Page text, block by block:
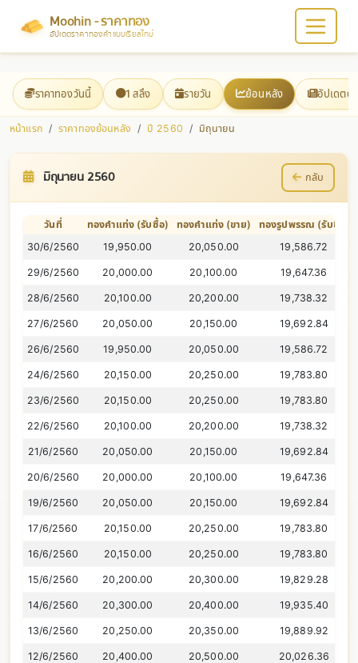
Moohin - ราคาทอง
อัปเดตราคาทองคำแบบเรียลไทม์
ราคาทองวันนี้ 1 สลึง รายวัน ย้อนหลัง อัปเดตต
หน้าแรก ราคาทองย้อนหลัง ปี 2560 มิถุนายน
มิถุนายน 2560 กลับ
วันที่ ทองคำแท่ง (รับซื้อ) ทองคำแท่ง (ขาย) ทองรูปพรรณ (รับซื้อ)
30/6/2560
19,950.00 20,050.00 19,586.72
29/6/2560 20,000.00 20,100.00 19,647.36
28/6/2560 20,100.00 20,200.00 19,738.32
27/6/2560 20,050.00 20,150.00 19,692.84
26/6/2560 19,950.00 20,050.00 19,586.72
24/6/2560 20,150.00 20,250.00 19,783.80
23/6/2560 20,150.00 20,250.00 19,783.80
22/6/2560 20,100.00 20,200.00 19,738.32
21/6/2560 20,050.00 20,150.00 19,692.84
20/6/2560 20,000.00 20,100.00 19,647.36
19/6/2560 20,050.00 20,150.00 19,692.84
17/6/2560 20,150.00 20,250.00 19,783.80
16/6/2560 20,150.00 20,250.00 19,783.80
15/6/2560 20,200.00 20,300.00 19,829.28
14/6/2560 20,300.00 20,400.00 19,935.40
13/6/2560 20,250.00 20,350.00 19,889.92
12/6/2560 20,400.00 20,500.00 20,026.36